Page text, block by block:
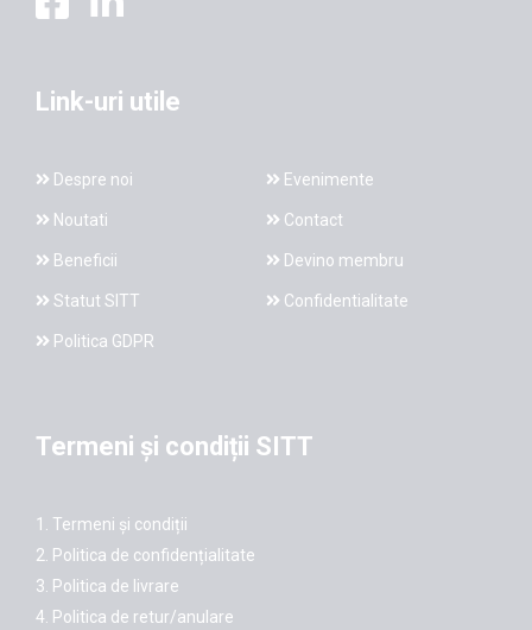
Link-uri utile
Despre noi Evenimente
Noutati Contact
Beneficii Devino membru
Statut SITT Confidentialitate
Politica GDPR
Termeni și condiții SITT
1. Termeni și condiții
2. Politica de confidențialitate
3. Politica de livrare
4. Politica de retur/anulare